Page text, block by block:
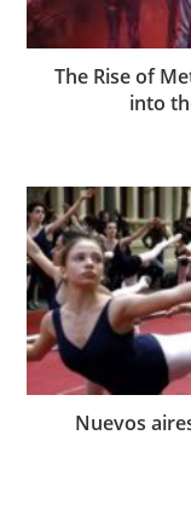
The Rise of
into
Nuevos